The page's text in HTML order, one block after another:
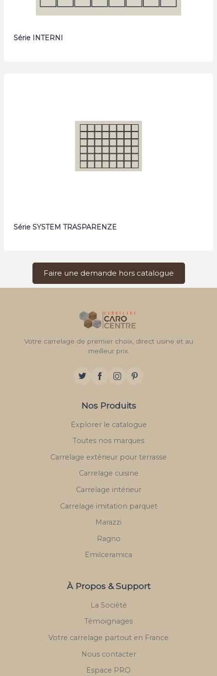
Série INTERNI
Série SYSTEM TRASPARENZE
Faire une demande hors catalogue
Votre carrelage de premier choix, direct usine et au
meilleur prix.
Nos Produits
Explorer le catalogue
Toutes nos marques
Carrelage extérieur pour terrasse
Carrelage cuisine
Carrelage intérieur
Carrelage imitation parquet
Marazzi
Ragno
Emilceramica
À Propos & Support
La Société
Témoignages
Votre carrelage partout en France
Nous contacter
Espace PRO